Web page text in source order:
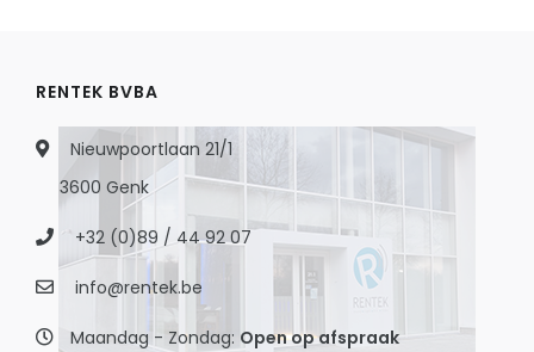
RENTEK BVBA
Nieuwpoortlaan 21/1
3600 Genk
+32 (0)89 / 44 92 07
info@rentek.be
Maandag - Zondag: Open op afspraak